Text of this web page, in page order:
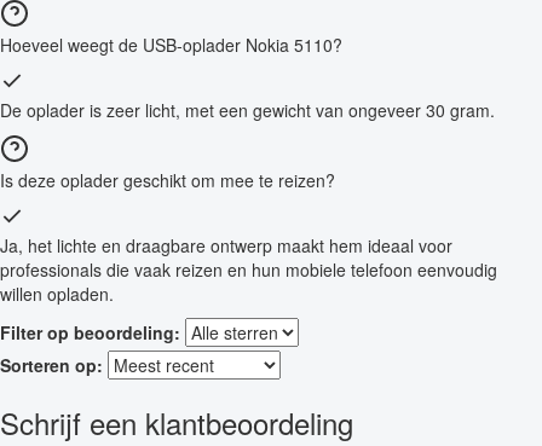
Hoeveel weegt de USB-oplader Nokia 5110?
De oplader is zeer licht, met een gewicht van ongeveer 30 gram.
Is deze oplader geschikt om mee te reizen?
Ja, het lichte en draagbare ontwerp maakt hem ideaal voor
professionals die vaak reizen en hun mobiele telefoon eenvoudig
willen opladen.
Filter op beoordeling:
Sorteren op:
Schrijf een klantbeoordeling